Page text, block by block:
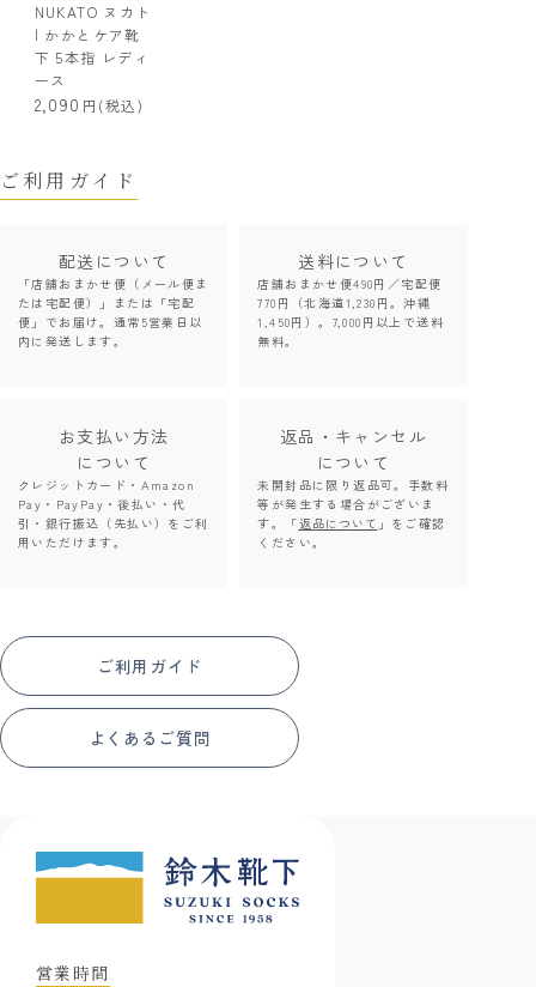
NUKATO ヌカト
| かかとケア靴
下 5本指 レディ
ース
2,090 (税込)
ご利用ガイド
配送について
「店舗おまかせ便（メール便ま
たは宅配便）」または「宅配
便」でお届け。通常5営業日以
内に発送します。
送料について
店舗おまかせ便490円／宅配便
770円（北海道1,230円。沖縄
1,450円）。7,000円以上で送料
無料。
お支払い方法
について
クレジットカード・Amazon
Pay・PayPay・後払い・代
引・銀行振込（先払い）をご利
用いただけます。
返品・キャンセル
について
未開封品に限り返品可。手数料
等が発生する場合がございま
す。「返品について 」をご確認
ください。
ご利用ガイド
よくあるご質問
営業時間